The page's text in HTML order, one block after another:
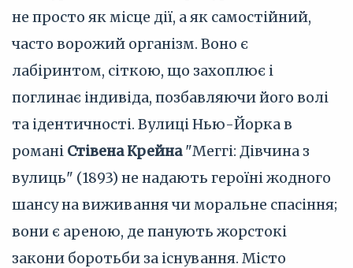
не просто як місце дії, а як самостійний,
часто ворожий організм. Воно є
лабіринтом, сіткою, що захоплює і
поглинає індивіда, позбавляючи його волі
та ідентичності. Вулиці Нью-Йорка в
романі Стівена Крейна"Меггі: Дівчина з
вулиць" (1893) не надають героїні жодного
шансу на виживання чи моральне спасіння;
вони є ареною, де панують жорстокі
закони боротьби за існування. Місто